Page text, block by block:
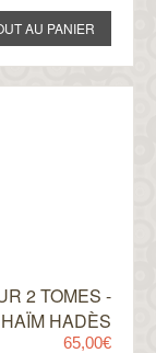
2 TOMES -
HADÈS
65,00€